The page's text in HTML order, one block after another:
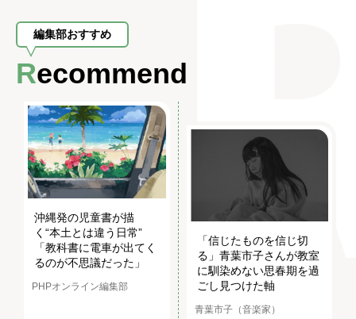
編集部おすすめ
Recommend
沖縄発の児童書が描
く“本土とは違う日常”
「教科書に電車が出てく
るのが不思議だった」
PHPオンライン編集部
「信じたものを信じ切
る」青葉市子さんが教室
に馴染めない思春期を過
ごし見つけた軸
青葉市子（音楽家）